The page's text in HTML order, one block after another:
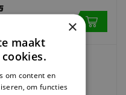
- 700ml - Roze
×
maakt
om content en
om functies